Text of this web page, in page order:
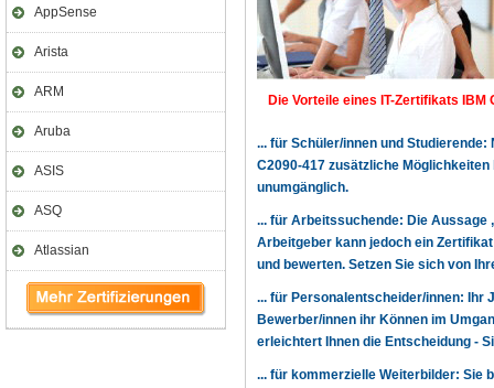
AppSense
Arista
ARM
Aruba
ASIS
ASQ
Atlassian
Die Vorteile eines IT-Zertifikats IBM
... für Schüler/innen und
C2090-417 zusätzliche
unumgänglich.
... für Arbeitssuchende: Die Aussage
Arbeitgeber kann jedoch ein
und bewerten. Setzen Sie sich von
... für Personalentscheider/innen: Ihr
Bewerber/innen ihr Können im
erleichtert Ihnen die Entscheidung -
... für kommerzielle Weiterbilder: Sie